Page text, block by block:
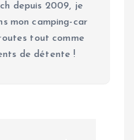
depuis 2009, je
mon camping-car
tout comme
de détente !